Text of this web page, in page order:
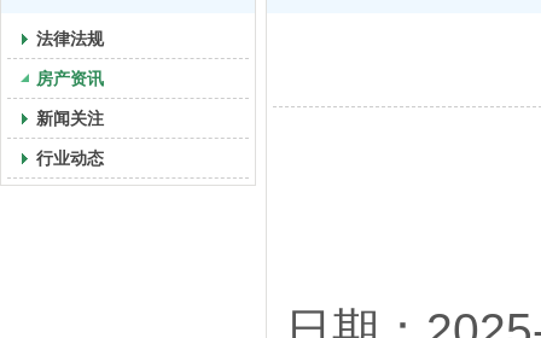
法律法规
房产资讯
新闻关注
行业动态